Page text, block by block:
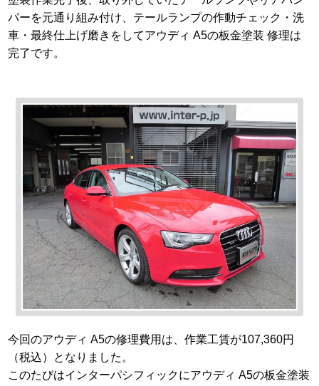
パーを元通り組み付け、テールランプの作動チェック・洗
車・最終仕上げ磨きをしてアウディ A5の板金塗装 修理は
完了です。
今回のアウディ A5の修理費用は、作業工賃が107,360円
（税込）となりました。
このたびはインターパシフィックにアウディ A5の板金塗装